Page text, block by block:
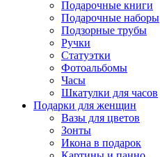
Подарочные книги
Подарочные наборы
Подзорные трубы
Ручки
Статуэтки
Фотоальбомы
Часы
Шкатулки для часов
Подарки для женщин
Вазы для цветов
Зонты
Икона в подарок